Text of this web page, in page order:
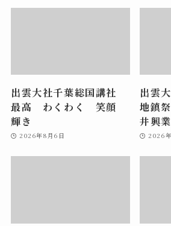
出雲大社千葉総国講社
最高 わくわく 笑顔
輝き
2026年8月6日
出雲
地鎮
井興
2026